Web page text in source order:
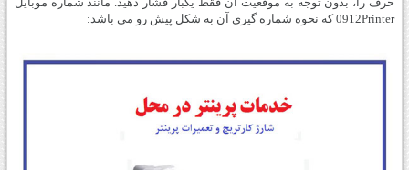
0912Printer که نحوه شماره گیری آن به شکل پیش رو می باشد: